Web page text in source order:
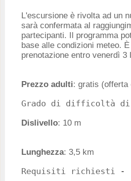
L'escursione è rivolta ad un
sarà confermata al
partecipanti. Il programma
base alle condizioni meteo.
prenotazione entro venerdì 3
Prezzo adulti: gratis (offerta
Dislivello: 10 m
Lunghezza: 3,5 km